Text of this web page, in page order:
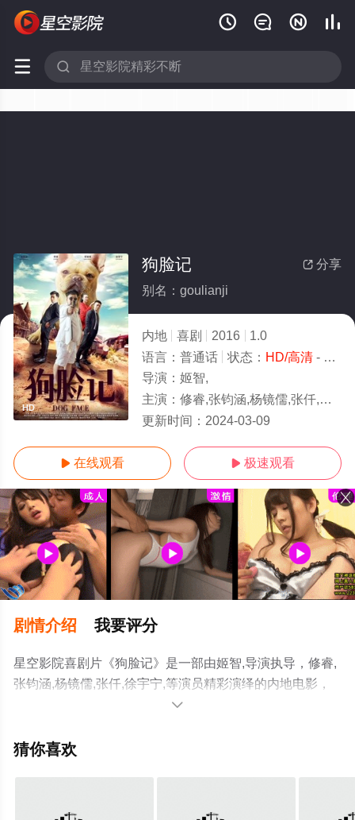
   
 
HD
 分享
狗脸记
别名：goulianji
内地 喜剧 2016
1.0
语言： 普通话 状态： HD/高清- 免费在线观看
导演： 姬智,
主演： 修睿,张钧涵,杨镜儒,张仟,徐宇宁,
更新时间： 2024-03-09
 在线观看  极速观看
剧情介绍 我要评分
星空影院喜剧片《狗脸记》是一部由姬智,导演执导，修睿,
张钧涵,杨镜儒,张仟,徐宇宁,等演员精彩演绎的内地电影，
手机免费观看高清未删减完整版电影大全就上星空电影
平台了解。

猜你喜欢